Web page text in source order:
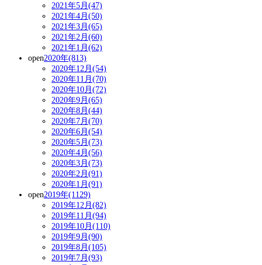
2021年5月(47)
2021年4月(50)
2021年3月(65)
2021年2月(60)
2021年1月(62)
open2020年(813)
2020年12月(54)
2020年11月(70)
2020年10月(72)
2020年9月(65)
2020年8月(44)
2020年7月(70)
2020年6月(54)
2020年5月(73)
2020年4月(56)
2020年3月(73)
2020年2月(91)
2020年1月(91)
open2019年(1129)
2019年12月(82)
2019年11月(94)
2019年10月(110)
2019年9月(90)
2019年8月(105)
2019年7月(93)